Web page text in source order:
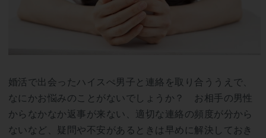
婚活で出会ったハイスぺ男子と連絡を取り合ううえで、
なにかお悩みのことがないでしょうか？ お相手の男性
からなかなか返事が来ない、適切な連絡の頻度が分から
ないなど、疑問や不安があるときは早めに解決しておき